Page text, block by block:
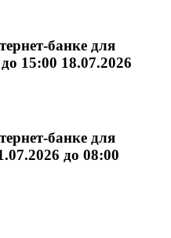
банке для
15:00 18.07.2026
банке для
до 08:00